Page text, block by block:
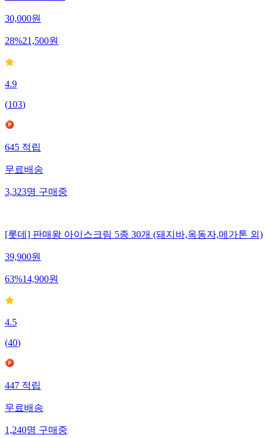
30,000원
28%21,500원
4.9
(103)
645적립
무료배송
3,323명구매중
[롯데] 판매왕 아이스크림 5종 30개 (돼지바,옥동자,메가톤 외)
39,900원
63%14,900원
4.5
(40)
447적립
무료배송
1,240명구매중